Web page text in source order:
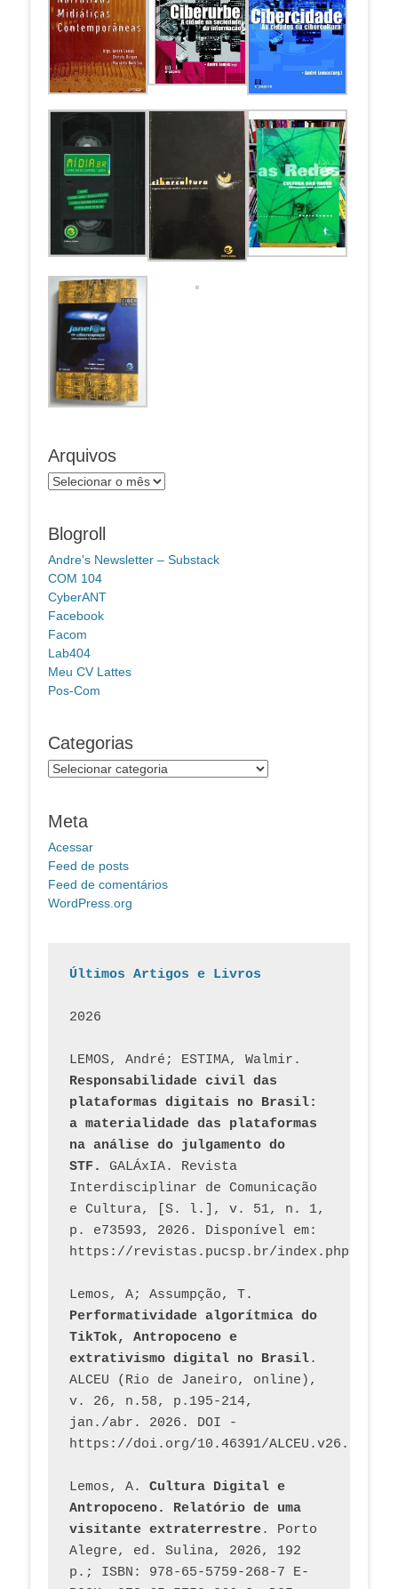
Arquivos
Arquivos
Blogroll
Andre's Newsletter – Substack
COM 104
CyberANT
Facebook
Facom
Lab404
Meu CV Lattes
Pos-Com
Categorias
Categorias
Meta
Acessar
Feed de posts
Feed de comentários
WordPress.org
Últimos Artigos e Livros
2026
Responsabilidade civil das
plataformas digitais no Brasil:
a materialidade das plataformas
na análise do julgamento do
STF.
GALÁxIA. Revista
Interdisciplinar de Comunicação
e Cultura, [S. l.], v. 51, n. 1,
p. e73593, 2026. Disponível em:
Performatividade algorítmica do
TikTok, Antropoceno e
extrativismo digital no Brasil.
ALCEU (Rio de Janeiro, online),
v. 26, n.58, p.195-214,
jan./abr. 2026. DOI -
https://doi.org/10.46391/
Lemos, A. Cultura Digital e
Antropoceno. Relatório de uma
visitante extraterrestre. Porto
Alegre, ed. Sulina, 2026, 192
p.; ISBN: 978-65-5759-268-7 E-